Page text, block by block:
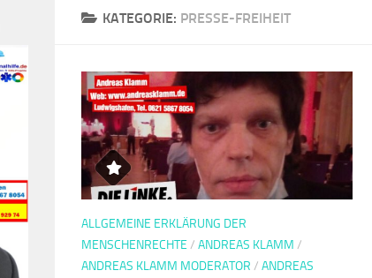
KATEGORIE: PRESSE-FREIHEIT
ALLGEMEINE ERKLÄRUNG DER
MENSCHENRECHTE / ANDREAS KLAMM /
ANDREAS KLAMM MODERATOR / ANDREAS